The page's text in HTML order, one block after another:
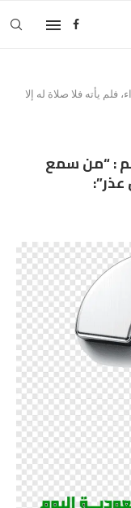
يأته فلا صلاة له إلا
: “من سمع
عذر”: